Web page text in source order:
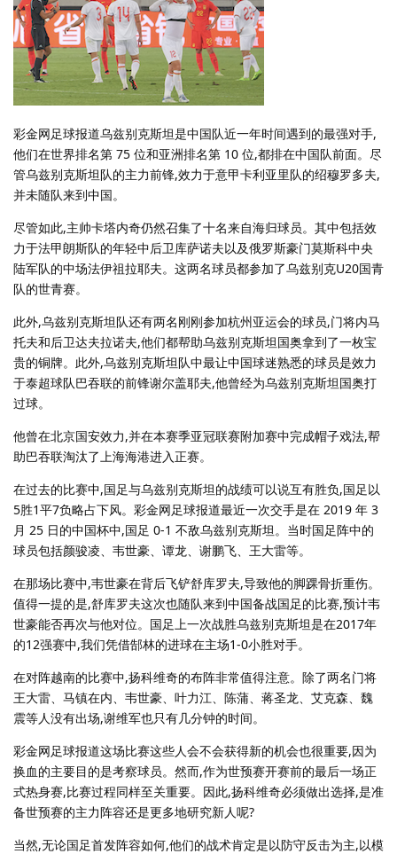
彩金网足球报道乌兹别克斯坦是中国队近一年时间遇到的最强对手,
他们在世界排名第 75 位和亚洲排名第 10 位,都排在中国队前面。尽
管乌兹别克斯坦队的主力前锋,效力于意甲卡利亚里队的绍穆罗多夫,
并未随队来到中国。
尽管如此,主帅卡塔内奇仍然召集了十名来自海归球员。其中包括效
力于法甲朗斯队的年轻中后卫库萨诺夫以及俄罗斯豪门莫斯科中央
陆军队的中场法伊祖拉耶夫。这两名球员都参加了乌兹别克U20国青
队的世青赛。
此外,乌兹别克斯坦队还有两名刚刚参加杭州亚运会的球员,门将内马
托夫和后卫达夫拉诺夫,他们都帮助乌兹别克斯坦国奥拿到了一枚宝
贵的铜牌。此外,乌兹别克斯坦队中最让中国球迷熟悉的球员是效力
于泰超球队巴吞联的前锋谢尔盖耶夫,他曾经为乌兹别克斯坦国奥打
过球。
他曾在北京国安效力,并在本赛季亚冠联赛附加赛中完成帽子戏法,帮
助巴吞联淘汰了上海海港进入正赛。
在过去的比赛中,国足与乌兹别克斯坦的战绩可以说互有胜负,国足以
5胜1平7负略占下风。彩金网足球报道最近一次交手是在 2019 年 3
月 25 日的中国杯中,国足 0-1 不敌乌兹别克斯坦。当时国足阵中的
球员包括颜骏凌、韦世豪、谭龙、谢鹏飞、王大雷等。
在那场比赛中,韦世豪在背后飞铲舒库罗夫,导致他的脚踝骨折重伤。
值得一提的是,舒库罗夫这次也随队来到中国备战国足的比赛,预计韦
世豪能否再次与他对位。国足上一次战胜乌兹别克斯坦是在2017年
的12强赛中,我们凭借郜林的进球在主场1-0小胜对手。
在对阵越南的比赛中,扬科维奇的布阵非常值得注意。除了两名门将
王大雷、马镇在内、韦世豪、叶力江、陈蒲、蒋圣龙、艾克森、魏
震等人没有出场,谢维军也只有几分钟的时间。
彩金网足球报道这场比赛这些人会不会获得新的机会也很重要,因为
换血的主要目的是考察球员。然而,作为世预赛开赛前的最后一场正
式热身赛,比赛过程同样至关重要。因此,扬科维奇必须做出选择,是准
备世预赛的主力阵容还是更多地研究新人呢?
当然,无论国足首发阵容如何,他们的战术肯定是以防守反击为主,以模